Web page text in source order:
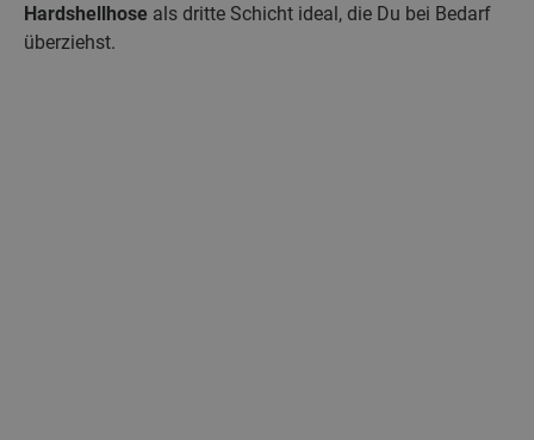
Hardshellhose als dritte Schicht ideal, die Du bei Bedarf
überziehst.